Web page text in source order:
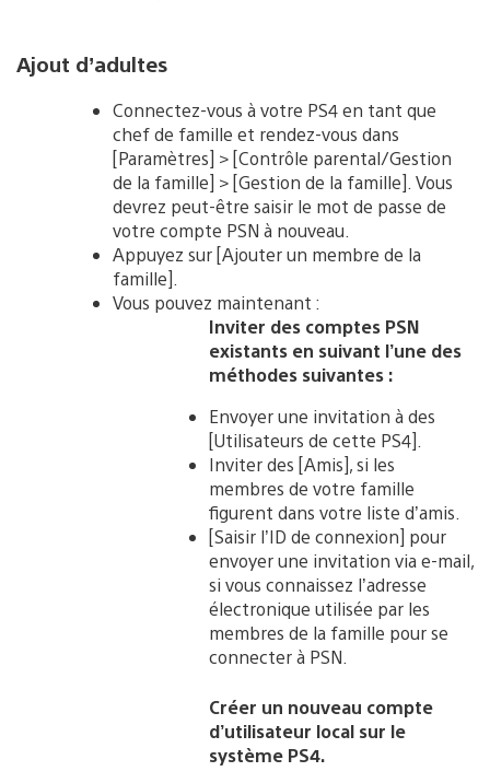
Ajout d’adultes
Connectez-vous à votre PS4 en tant que
chef de famille et rendez-vous dans
[Paramètres] > [Contrôle parental/Gestion
de la famille] > [Gestion de la famille]. Vous
devrez peut-être saisir le mot de passe de
votre compte PSN à nouveau.
Appuyez sur [Ajouter un membre de la
famille].
Vous pouvez maintenant :
Inviter des comptes PSN
existants en suivant l’une des
méthodes suivantes :
Envoyer une invitation à des
[Utilisateurs de cette PS4].
Inviter des [Amis], si les
membres de votre famille
figurent dans votre liste d’amis.
[Saisir l’ID de connexion] pour
envoyer une invitation via e-mail,
si vous connaissez l’adresse
électronique utilisée par les
membres de la famille pour se
connecter à PSN.
Créer un nouveau compte
d’utilisateur local sur le
système PS4.